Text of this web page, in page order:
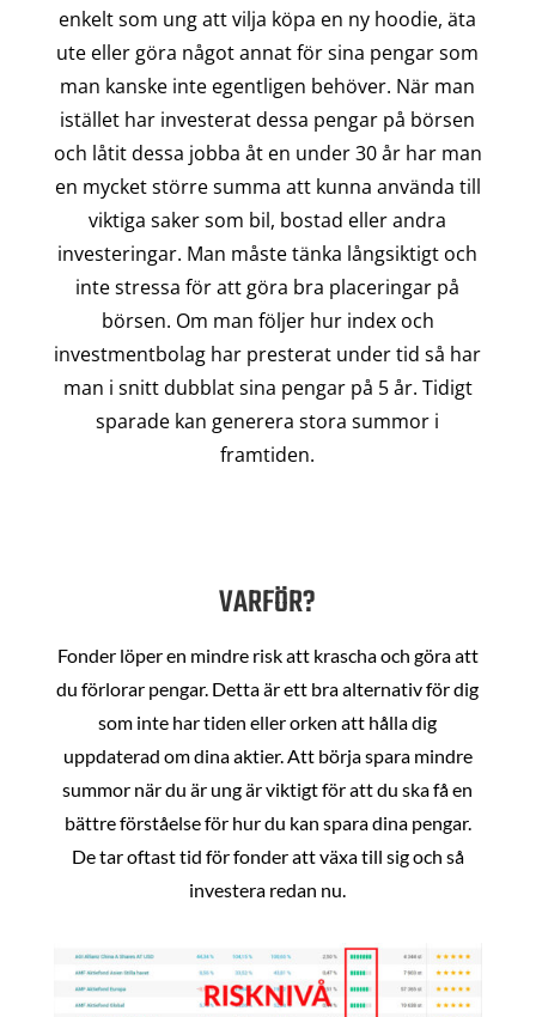
enkelt som ung att vilja köpa en ny hoodie, äta
ute eller göra något annat för sina pengar som
man kanske inte egentligen behöver. När man
istället har investerat dessa pengar på börsen
och låtit dessa jobba åt en under 30 år har man
en mycket större summa att kunna använda till
viktiga saker som bil, bostad eller andra
investeringar. Man måste tänka långsiktigt och
inte stressa för att göra bra placeringar på
börsen. Om man följer hur index och
investmentbolag har presterat under tid så har
man i snitt dubblat sina pengar på 5 år. Tidigt
sparade kan generera stora summor i
framtiden.
VARFÖR?
Fonder löper en mindre risk att krascha och göra att
du förlorar pengar. Detta är ett bra alternativ för dig
som inte har tiden eller orken att hålla dig
uppdaterad om dina aktier. Att börja spara mindre
summor när du är ung är viktigt för att du ska få en
bättre förståelse för hur du kan spara dina pengar.
De tar oftast tid för fonder att växa till sig och så
investera redan nu.